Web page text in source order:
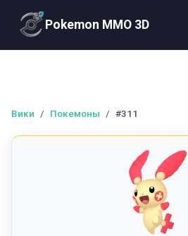
Pokemon MMO 3D
Вики / Покемоны / #311